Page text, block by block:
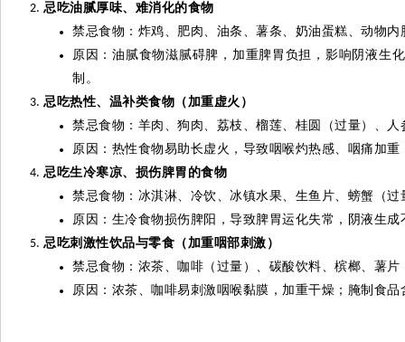
忌吃油腻厚味、难消化的食物
禁忌食物：炸鸡、肥肉、油条、薯条、奶油蛋糕、动物
原因：油腻食物滋腻碍脾，加重脾胃负担，影响阴液生
制。
忌吃热性、温补类食物（加重虚火）
禁忌食物：羊肉、狗肉、荔枝、榴莲、桂圆（过量）、
原因：热性食物易助长虚火，导致咽喉灼热感、咽痛加
忌吃生冷寒凉、损伤脾胃的食物
禁忌食物：冰淇淋、冷饮、冰镇水果、生鱼片、螃蟹（
原因：生冷食物损伤脾阳，导致脾胃运化失常，阴液生
忌吃刺激性饮品与零食（加重咽部刺激）
禁忌食物：浓茶、咖啡（过量）、碳酸饮料、槟榔、薯
原因：浓茶、咖啡易刺激咽喉黏膜，加重干燥；腌制食